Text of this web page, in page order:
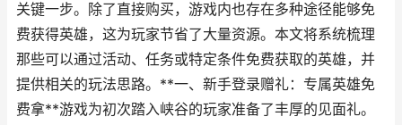
关键一步。除了直接购买，游戏内也存在多种途径能够免
费获得英雄，这为玩家节省了大量资源。本文将系统梳理
那些可以通过活动、任务或特定条件免费获取的英雄，并
提供相关的玩法思路。**一、新手登录赠礼：专属英雄免
费拿**游戏为初次踏入峡谷的玩家准备了丰厚的见面礼。